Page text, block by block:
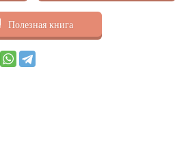
Полезная книга